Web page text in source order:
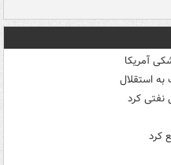
آمریکا
به استقلال
نفتی کرد
کرد